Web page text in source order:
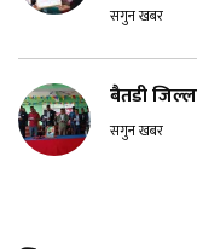
सगुन खबर
बैतडी
सगुन खबर